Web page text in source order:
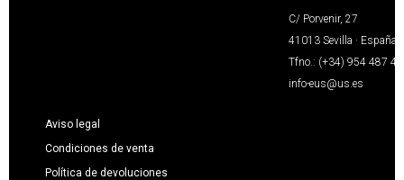
C/ Porvenir, 27
41013 Sevilla · España
Tfno.: (+34) 954 487
info-eus@us.es
Aviso legal
Condiciones de venta
Política de devoluciones